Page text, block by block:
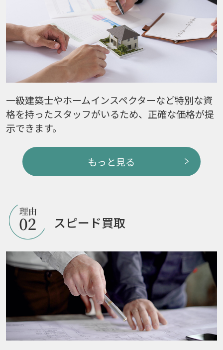
一級建築士やホームインスペクターなど特別な資
格を持ったスタッフがいるため、正確な価格が提
示できます。
もっと見る
スピード買取